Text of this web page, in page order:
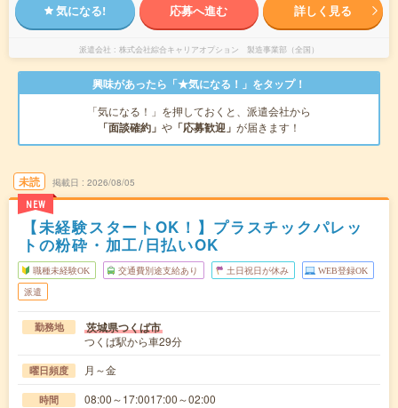
気になる! 応募へ進む 詳しく見る
派遣会社 株式会社綜合キャリアオプション 製造事業部（全国）
興味があったら「★気になる！」をタップ！
「気になる！」を押しておくと、派遣会社から
「面談確約」 や 「応募歓迎」 が届きます！
未読
NEW
掲載日 2026/08/05
【未経験スタートOK！】プラスチックパレッ
トの粉砕・加工/日払いOK
職種未経験OK 交通費別途支給あり 土日祝日が休み WEB登録OK
派遣
勤務地 茨城県つくば市
つくば駅から車29分
曜日頻度 月～金
時間 08:00～17:0017:00～02:00